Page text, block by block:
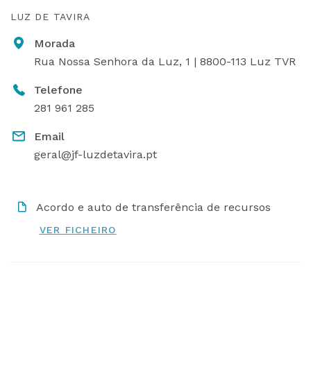
LUZ DE TAVIRA
Morada
Rua Nossa Senhora da Luz, 1 | 8800-113 Luz TVR
Telefone
281 961 285
Email
geral@jf-luzdetavira.pt
Acordo e auto de transferência de recursos